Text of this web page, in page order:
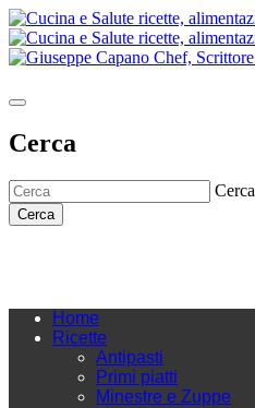
Cerca
Cerca
Cerca
Home
Ricette
Antipasti
Primi piatti
Minestre e Zuppe